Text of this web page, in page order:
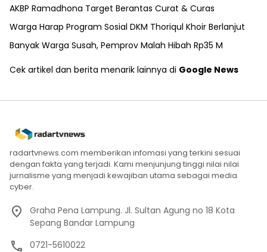
AKBP Ramadhona Target Berantas Curat & Curas
Warga Harap Program Sosial DKM Thoriqul Khoir Berlanjut
Banyak Warga Susah, Pemprov Malah Hibah Rp35 M
Cek artikel dan berita menarik lainnya di Google News
radartvnews.com memberikan infomasi yang terkini sesuai
dengan fakta yang terjadi. Kami menjunjung tinggi nilai nilai
jurnalisme yang menjadi kewajiban utama sebagai media
cyber.
Graha Pena Lampung. Jl. Sultan Agung no 18 Kota
Sepang Bandar Lampung
0721-5610022